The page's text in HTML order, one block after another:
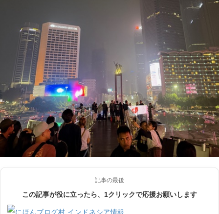
記事の最後
この記事が役に立ったら、1クリックで応援お願いします